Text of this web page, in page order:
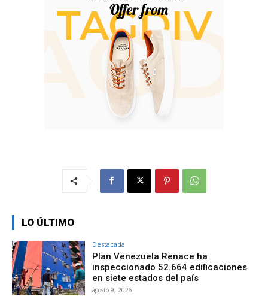
LO ÚLTIMO
Destacada
Plan Venezuela Renace ha
inspeccionado 52.664 edificaciones
en siete estados del país
agosto 9, 2026